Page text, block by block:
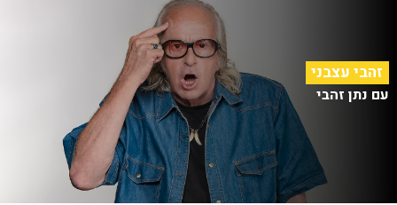
זהבי עצבני
עם נתן זהבי